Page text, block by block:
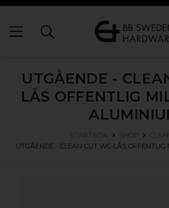
UTGÅENDE -
LÅS OFFENTLIG
STARTSIDA SHOP
UTGÅENDE - CLEAN CUT WC-LÅS OFFENTLIG